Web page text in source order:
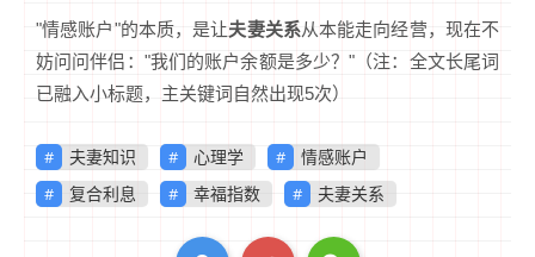
"情感账户"的本质，是让夫妻关系从本能走向经营，现在不
妨问问伴侣："我们的账户余额是多少？"（注：全文长尾词
已融入小标题，主关键词自然出现5次）
夫妻知识 心理学
情感账户
复合利息
幸福指数 夫妻关系